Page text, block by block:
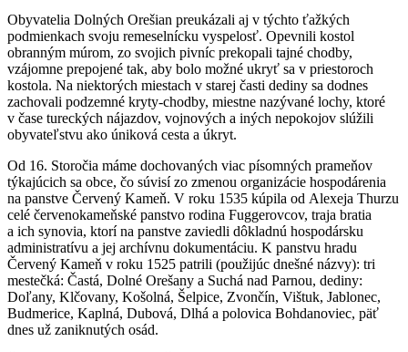
Obyvatelia Dolných Orešian preukázali aj v týchto ťažkých
podmienkach svoju remeselnícku vyspelosť. Opevnili kostol
obranným múrom, zo svojich pivníc prekopali tajné chodby,
vzájomne prepojené tak, aby bolo možné ukryť sa v priestoroch
kostola. Na niektorých miestach v starej časti dediny sa dodnes
zachovali podzemné kryty-chodby, miestne nazývané lochy, ktoré
v čase tureckých nájazdov, vojnových a iných nepokojov slúžili
obyvateľstvu ako úniková cesta a úkryt.
Od 16. Storočia máme dochovaných viac písomných prameňov
týkajúcich sa obce, čo súvisí zo zmenou organizácie hospodárenia
na panstve Červený Kameň. V roku 1535 kúpila od Alexeja Thurzu
celé červenokameňské panstvo rodina Fuggerovcov, traja bratia
a ich synovia, ktorí na panstve zaviedli dôkladnú hospodársku
administratívu a jej archívnu dokumentáciu. K panstvu hradu
Červený Kameň v roku 1525 patrili (použijúc dnešné názvy): tri
mestečká: Častá, Dolné Orešany a Suchá nad Parnou, dediny:
Doľany, Klčovany, Košolná, Šelpice, Zvončín, Vištuk, Jablonec,
Budmerice, Kaplná, Dubová, Dlhá a polovica Bohdanoviec, päť
dnes už zaniknutých osád.